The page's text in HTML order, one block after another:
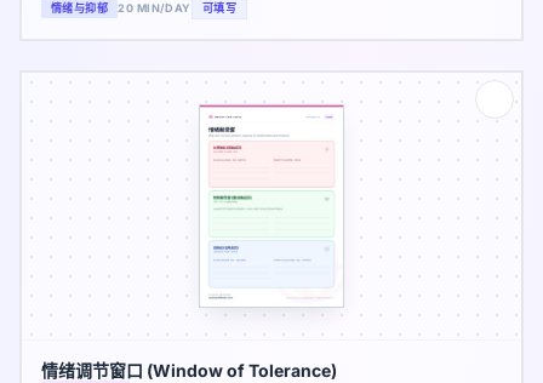
情绪与抑郁 20 MIN/DAY 可填写
情绪调节窗口 (Window of Tolerance)